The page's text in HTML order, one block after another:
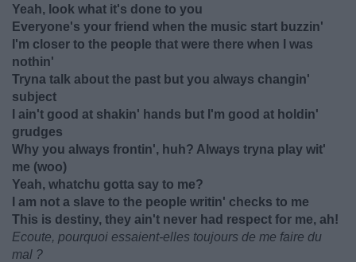
Yeah, look what it's done to you
Everyone's your friend when the music start buzzin'
I'm closer to the people that were there when I was
nothin'
Tryna talk about the past but you always changin'
subject
I ain't good at shakin' hands but I'm good at holdin'
grudges
Why you always frontin', huh? Always tryna play wit'
me (woo)
Yeah, whatchu gotta say to me?
I am not a slave to the people writin' checks to me
This is destiny, they ain't never had respect for me, ah!
Ecoute, pourquoi essaient-elles toujours de me faire du
mal ?